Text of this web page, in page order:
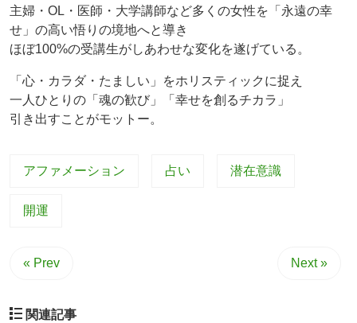
主婦・OL・医師・大学講師など多くの女性を「永遠の幸
せ」の高い悟りの境地へと導き
ほぼ100%の受講生がしあわせな変化を遂げている。
「心・カラダ・たましい」をホリスティックに捉え
一人ひとりの「魂の歓び」「幸せを創るチカラ」
引き出すことがモットー。
アファメーション 占い 潜在意識
開運
« Prev Next »
関連記事